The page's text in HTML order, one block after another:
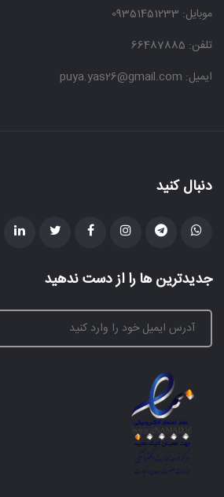
موبایل:
تلفن: 66487885
ایمیل: puya.yas26@gmail.com
دنبال کنید
جدیدترین ها را از دست ندهید